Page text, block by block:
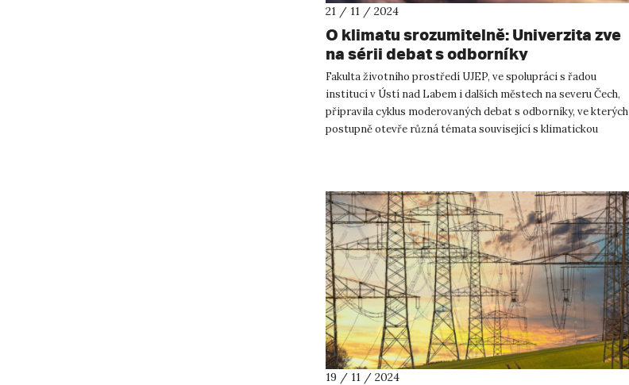
21 / 11 / 2024
O klimatu srozumitelně: Univerzita zve
na sérii debat s odborníky
Fakulta životního prostředí UJEP, ve spolupráci s řadou
institucí v Ústí nad Labem i dalších městech na severu Čech,
připravila cyklus moderovaných debat s odborníky, ve kterých
postupně otevře různá témata související s klimatickou
19 / 11 / 2024